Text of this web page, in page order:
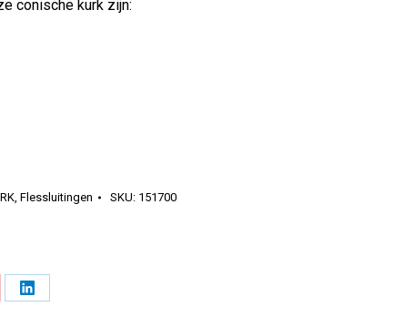
conische kurk zijn:
, Flessluitingen SKU: 151700
Deel